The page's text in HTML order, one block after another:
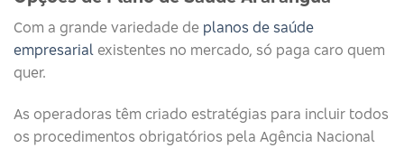
Com a grande variedade de planos de saúde
empresarial existentes no mercado, só paga caro quem
quer.
As operadoras têm criado estratégias para incluir todos
os procedimentos obrigatórios pela Agência Nacional